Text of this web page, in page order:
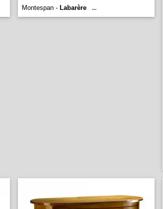
Montespan - Labarère ...